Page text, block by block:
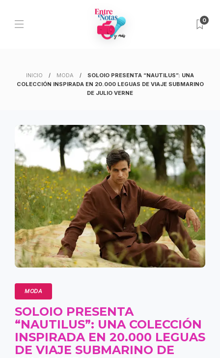
0
INICIO MODA
SOLOIO PRESENTA “NAUTILUS”: UNA
COLECCIÓN INSPIRADA EN 20.000 LEGUAS DE VIAJE SUBMARINO
DE JULIO VERNE
MODA
SOLOIO PRESENTA
“NAUTILUS”: UNA COLECCIÓN
INSPIRADA EN 20.000 LEGUAS
DE VIAJE SUBMARINO DE